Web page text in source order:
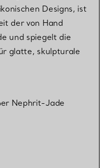
Designs, ist
der von Hand
und spiegelt die
glatte, skulpturale
Nephrit-Jade